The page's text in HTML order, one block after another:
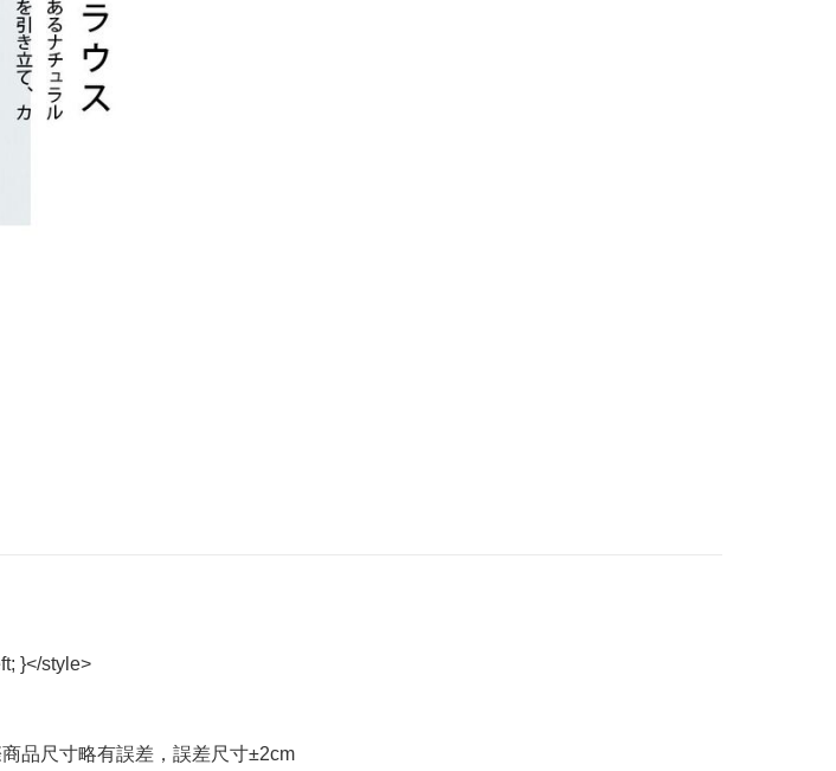
}</style>
品尺寸略有誤差，誤差尺寸±2cm